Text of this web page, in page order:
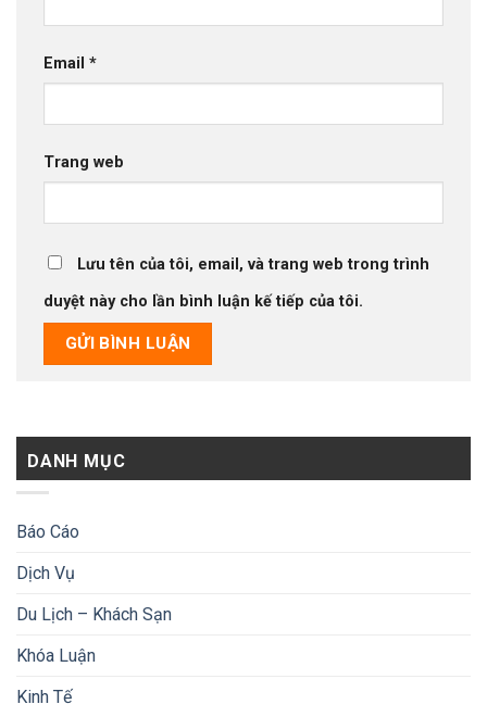
Email *
Trang web
Lưu tên của tôi, email, và trang web trong trình
duyệt này cho lần bình luận kế tiếp của tôi.
DANH MỤC
Báo Cáo
Dịch Vụ
Du Lịch – Khách Sạn
Khóa Luận
Kinh Tế